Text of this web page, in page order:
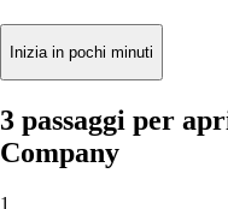
Inizia in pochi minuti
3 passaggi per
Company
1